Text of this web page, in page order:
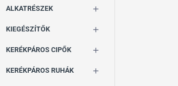
ALKATRÉSZEK
KIEGÉSZÍTŐK
KERÉKPÁROS CIPŐK
KERÉKPÁROS RUHÁK